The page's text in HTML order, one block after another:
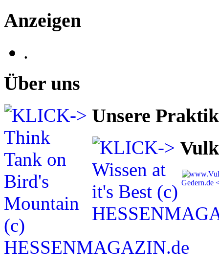
Anzeigen
.
Über uns
Unsere